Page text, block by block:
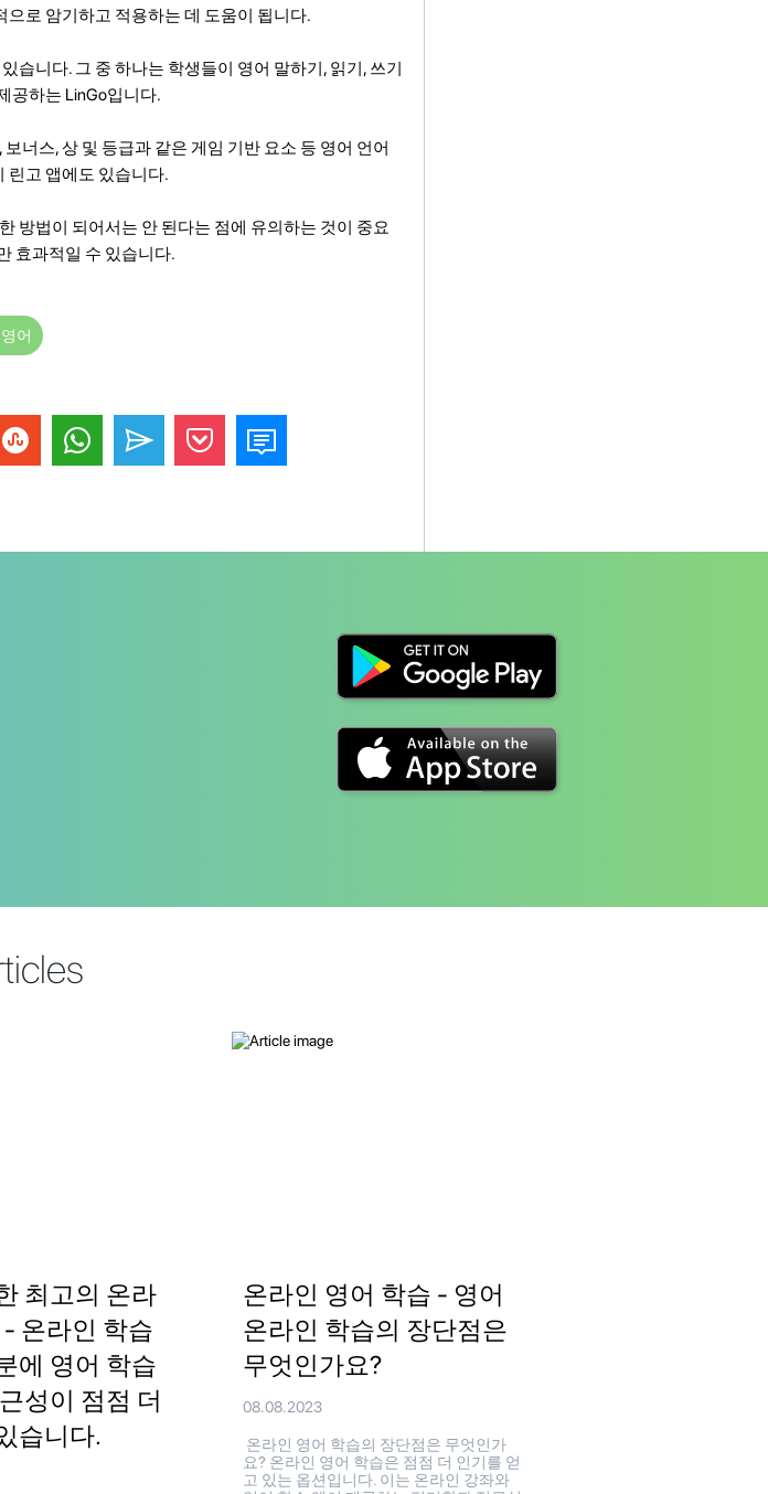
로 암기하고 적용하는 데 도움이 됩니다.
습니다. 그 중 하나는 학생들이 영어 말하기, 읽기, 쓰기
공하는 LinGo입니다.
너스, 상 및 등급과 같은 게임 기반 요소 등 영어 언어
린고 앱에도 있습니다.
방법이 되어서는 안 된다는 점에 유의하는 것이 중요
효과적일 수 있습니다.
어
최고의 온라
온라인 학습
에 영어 학습
성이 점점 더
습니다.
온라인 영어 학습 - 영어
온라인 학습의 장단점은
무엇인가요?
08.08.2023
온라인 영어 학습의 장단점은 무엇인가
요? 온라인 영어 학습은 점점 더 인기를 얻
고 있는 옵션입니다. 이는 온라인 강좌와